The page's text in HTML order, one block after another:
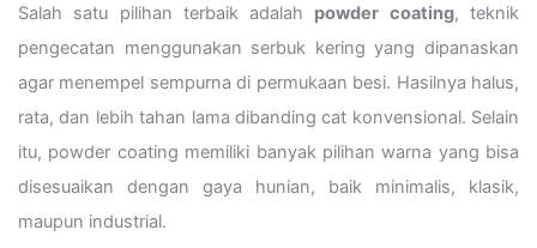
Salah satu pilihan terbaik adalah powder coating, teknik
pengecatan menggunakan serbuk kering yang dipanaskan
agar menempel sempurna di permukaan besi. Hasilnya halus,
rata, dan lebih tahan lama dibanding cat konvensional. Selain
itu, powder coating memiliki banyak pilihan warna yang bisa
disesuaikan dengan gaya hunian, baik minimalis, klasik,
maupun industrial.